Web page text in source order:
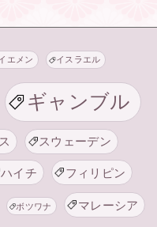
エメン イスラエル
ギャンブル
スウェーデン
ハイチ フィリピン
ボツワナ マレーシア